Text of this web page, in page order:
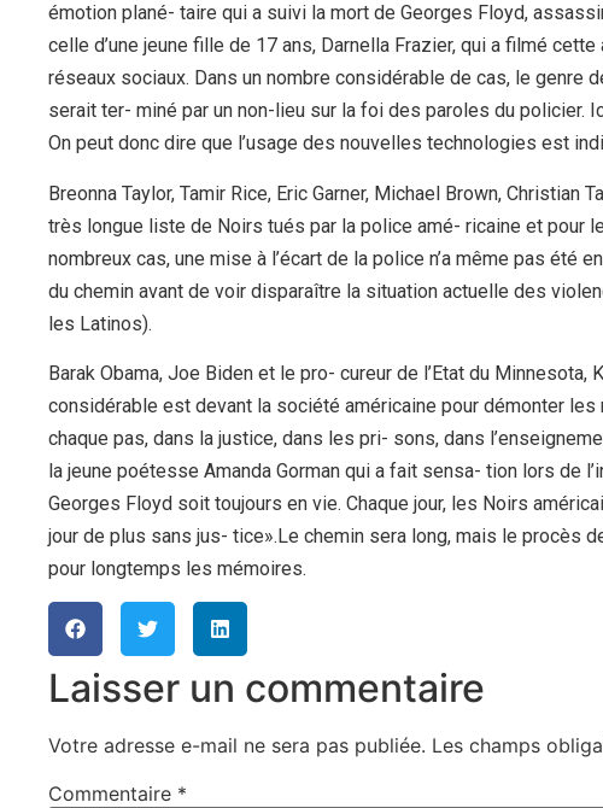
émotion plané- taire qui a suivi la mort de Georges Floyd,
celle d’une jeune fille de 17 ans, Darnella Frazier, qui a filmé
réseaux sociaux. Dans un nombre considérable de cas, le genre
serait ter- miné par un non-lieu sur la foi des paroles du policier.
On peut donc dire que l’usage des nouvelles technologies est
Breonna Taylor, Tamir Rice, Eric Garner, Michael Brown, Christian
très longue liste de Noirs tués par la police amé- ricaine et pour
nombreux cas, une mise à l’écart de la police n’a même pas été
du chemin avant de voir disparaître la situation actuelle des
les Latinos).
Barak Obama, Joe Biden et le pro- cureur de l’Etat du Minnesota,
considérable est devant la société américaine pour démonter
chaque pas, dans la justice, dans les pri- sons, dans
la jeune poétesse Amanda Gorman qui a fait sensa- tion lors de
Georges Floyd soit toujours en vie. Chaque jour, les Noirs
jour de plus sans jus- tice».Le chemin sera long, mais le procès
pour longtemps les mémoires.
Laisser un commentaire
Votre adresse e-mail ne sera pas publiée. Les champs
Commentaire *